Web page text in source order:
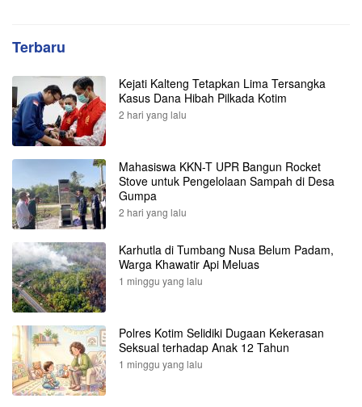
Terbaru
Kejati Kalteng Tetapkan Lima Tersangka
Kasus Dana Hibah Pilkada Kotim
2 hari yang lalu
Mahasiswa KKN-T UPR Bangun Rocket
Stove untuk Pengelolaan Sampah di Desa
Gumpa
2 hari yang lalu
Karhutla di Tumbang Nusa Belum Padam,
Warga Khawatir Api Meluas
1 minggu yang lalu
Polres Kotim Selidiki Dugaan Kekerasan
Seksual terhadap Anak 12 Tahun
1 minggu yang lalu